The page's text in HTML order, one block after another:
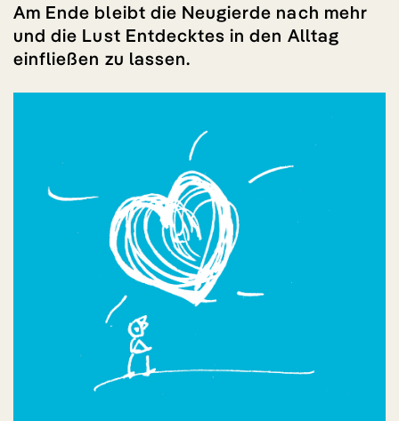
Am Ende bleibt die Neugierde nach mehr
und die Lust Entdecktes in den Alltag
einfließen zu lassen.